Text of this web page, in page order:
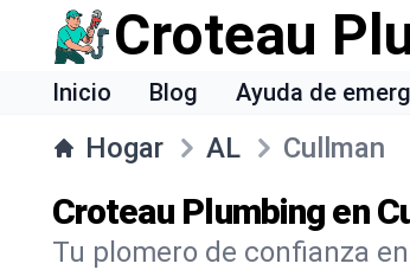
Croteau
Inicio Blog Ayuda de
Hogar AL Cullman
Croteau Plumbing en
Tu plomero de confianza